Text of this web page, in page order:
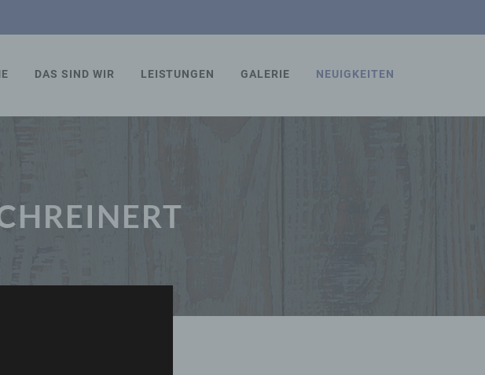
DAS SIND WIR LEISTUNGEN GALERIE NEUIGKEITEN